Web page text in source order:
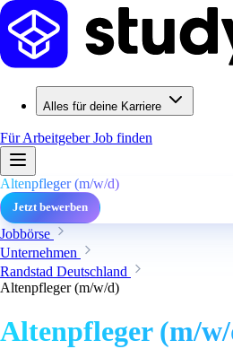
Alles für deine Karriere
Für ArbeitgeberJob finden
Altenpfleger (m/w/d)
Jetzt bewerben
Jobbörse
Unternehmen
Randstad Deutschland
Altenpfleger (m/w/d)
Altenpfleger (m/